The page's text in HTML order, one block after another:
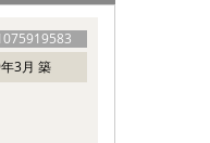
3月 築